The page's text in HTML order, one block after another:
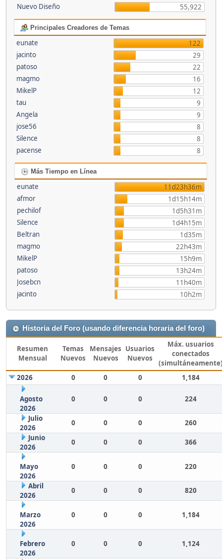
Nuevo Diseño 55,922
Principales Creadores de Temas
eunate
122
jacinto
29
patoso
22
magmo
16
MikelP
12
tau
9
Angela
9
jose56
8
Silence
8
pacense
8
Más Tiempo en Línea
eunate
11d23h36m
afmor
1d15h14m
pechilof
1d5h31m
Silence
1d4h15m
Beltran
1d35m
magmo
22h43m
MikelP
15h9m
patoso
13h24m
Josebcn
11h40m
jacinto
10h2m
Historia del Foro (usando diferencia horaria del foro)
Resumen
Mensual
Temas
Nuevos
Mensajes
Nuevos
Usuarios
Nuevos
Máx. usuarios
conectados
2026
0 0 0 1,184
Agosto
2026
0 0 0 224
Julio
2026
0 0 0
260
Junio
2026
0 0 0 366
Mayo
2026
0 0 0 220
Abril
2026
0 0 0 820
Marzo
2026
0 0 0 1,184
Febrero
2026
0 0 0 1,124